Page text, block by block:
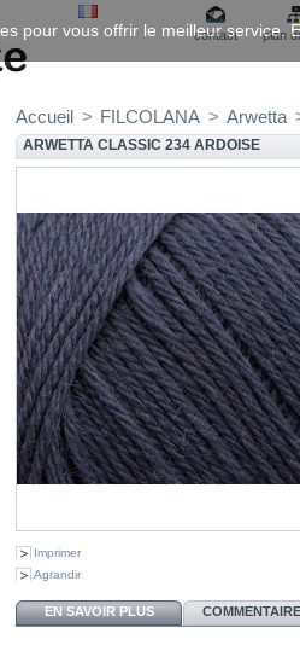
contact plan
Accueil > FILCOLANA > Arwetta
ARWETTA CLASSIC 234 ARDOISE
Imprimer
Agrandir
EN SAVOIR PLUS
pour vous offrir le meilleur